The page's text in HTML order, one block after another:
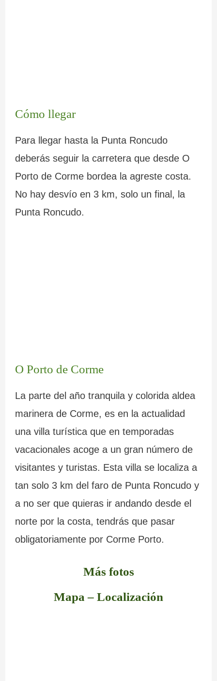
Cómo llegar
Para llegar hasta la Punta Roncudo
deberás seguir la carretera que desde O
Porto de Corme bordea la agreste costa.
No hay desvío en 3 km, solo un final, la
Punta Roncudo.
O Porto de Corme
La parte del año tranquila y colorida aldea
marinera de Corme, es en la actualidad
una villa turística que en temporadas
vacacionales acoge a un gran número de
visitantes y turistas. Esta villa se localiza a
tan solo 3 km del faro de Punta Roncudo y
a no ser que quieras ir andando desde el
norte por la costa, tendrás que pasar
obligatoriamente por Corme Porto.
Más fotos
Mapa – Localización